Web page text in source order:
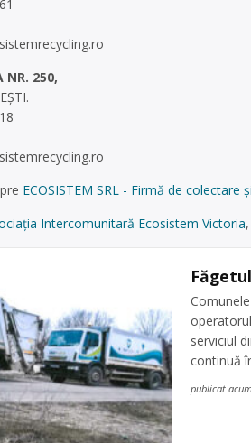
NR. 250,
ECOSISTEM SRL - Firmă de colectare
Intercomunitară Ecosistem Victoria,
serviciul
continuă
publicat